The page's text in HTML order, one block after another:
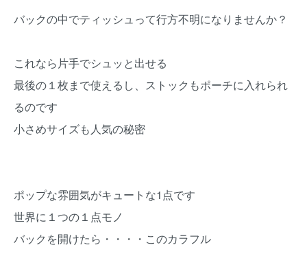
バックの中でティッシュって行方不明になりませんか？
これなら片手でシュッと出せる
最後の１枚まで使えるし、ストックもポーチに入れられ
るのです
小さめサイズも人気の秘密
ポップな雰囲気がキュートな1点です
世界に１つの１点モノ
バックを開けたら・・・・このカラフル